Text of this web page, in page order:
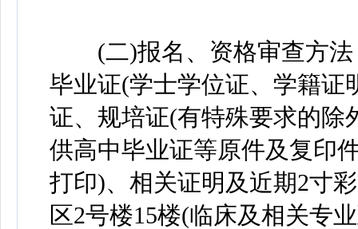
(二)报名、资格审查方法
毕业证(学士学位证、学籍证
证、规培证(有特殊要求的除
供高中毕业证等原件及复印
打印)、相关证明及近期2寸
区2号楼15楼(临床及相关专